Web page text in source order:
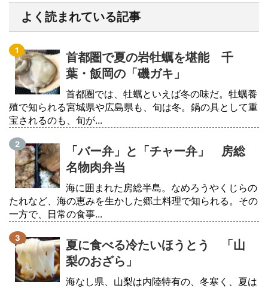
よく読まれている記事
首都圏で夏の岩牡蠣を堪能 千
葉・飯岡の「磯ガキ」
首都圏では、牡蠣といえば冬の味だ。牡蠣養
殖で知られる宮城県や広島県も、旬は冬。鍋の具として重
宝されるのも、旬が...
「バー弁」と「チャー弁」 房総
名物肉弁当
海に囲まれた房総半島。なめろうやくじらの
たれなど、海の恵みを生かした郷土料理で知られる。その
一方で、日常の食事...
夏に食べる冷たいほうとう 「山
梨のおざら」
海なし県、山梨は内陸特有の、冬寒く、夏は